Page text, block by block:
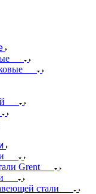
Grent
стали